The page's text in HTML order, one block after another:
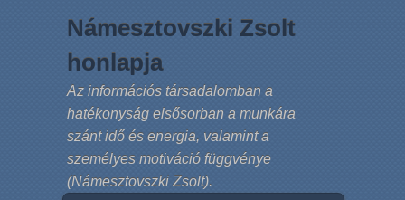
Námesztovszki Zsolt
honlapja
Az információs társadalomban a
hatékonyság elsősorban a munkára
szánt idő és energia, valamint a
személyes motiváció függvénye
(Námesztovszki Zsolt).